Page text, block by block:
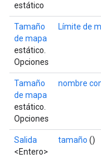
estático
Tamaño
de mapa
estático.
Opciones
Límite de
Tamaño
de mapa
estático.
Opciones
nombre
Salida
<Entero>
tamaño ()